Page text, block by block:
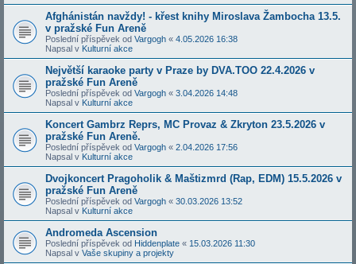
Afghánistán navždy! - křest knihy Miroslava Žambocha 13.5.
v pražské Fun Areně
Poslední příspěvek od Vargogh « 4.05.2026 16:38
Napsal v Kulturní akce
Největší karaoke party v Praze by DVA.TOO 22.4.2026 v
pražské Fun Areně
Poslední příspěvek od Vargogh « 3.04.2026 14:48
Napsal v Kulturní akce
Koncert Gambrz Reprs, MC Provaz & Zkryton 23.5.2026 v
pražské Fun Areně.
Poslední příspěvek od Vargogh « 2.04.2026 17:56
Napsal v Kulturní akce
Dvojkoncert Pragoholik & Maštizmrd (Rap, EDM) 15.5.2026 v
pražské Fun Areně
Poslední příspěvek od Vargogh « 30.03.2026 13:52
Napsal v Kulturní akce
Andromeda Ascension
Poslední příspěvek od Hiddenplate « 15.03.2026 11:30
Napsal v Vaše skupiny a projekty